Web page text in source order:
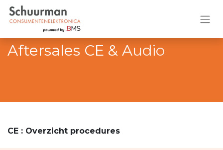
Aftersales CE & Audio
CE : Overzicht procedures